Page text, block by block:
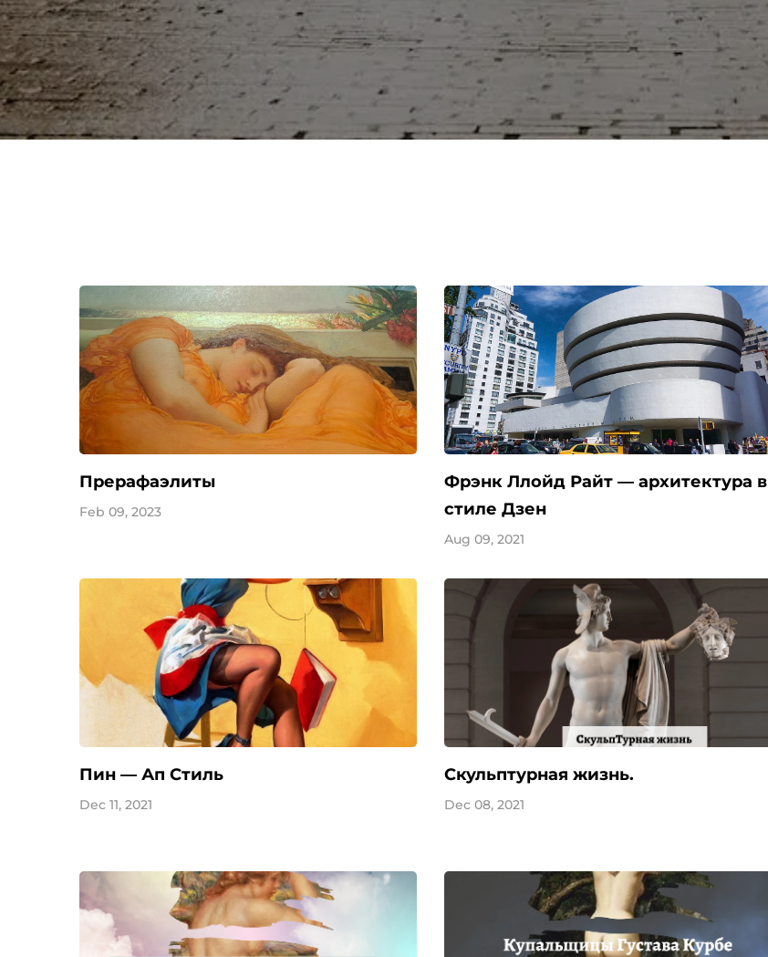
Прерафаэлиты
Feb 09, 2023
Фрэнк Ллойд Райт — архитектура в
стиле Дзен
Aug 09, 2021
Пин — Ап Стиль
Dec 11, 2021
Скульптурная жизнь.
Dec 08, 2021